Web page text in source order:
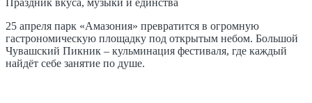
25 апреля парк «Амазония» превратится в огромную
гастрономическую площадку под открытым небом. Большой
Чувашский Пикник – кульминация фестиваля, где каждый
найдёт себе занятие по душе.